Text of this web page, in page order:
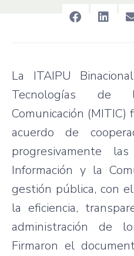
La ITAIPU
Tecnologías de
Comunicación
acuerdo de
progresivamente
Información y la
gestión pública, con
la eficiencia,
administración de
Firmaron el